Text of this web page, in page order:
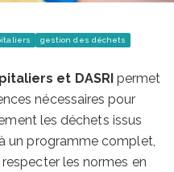
gestion des déchets
et DASRI permet
nécessaires pour
les déchets issus
un programme complet,
les normes en